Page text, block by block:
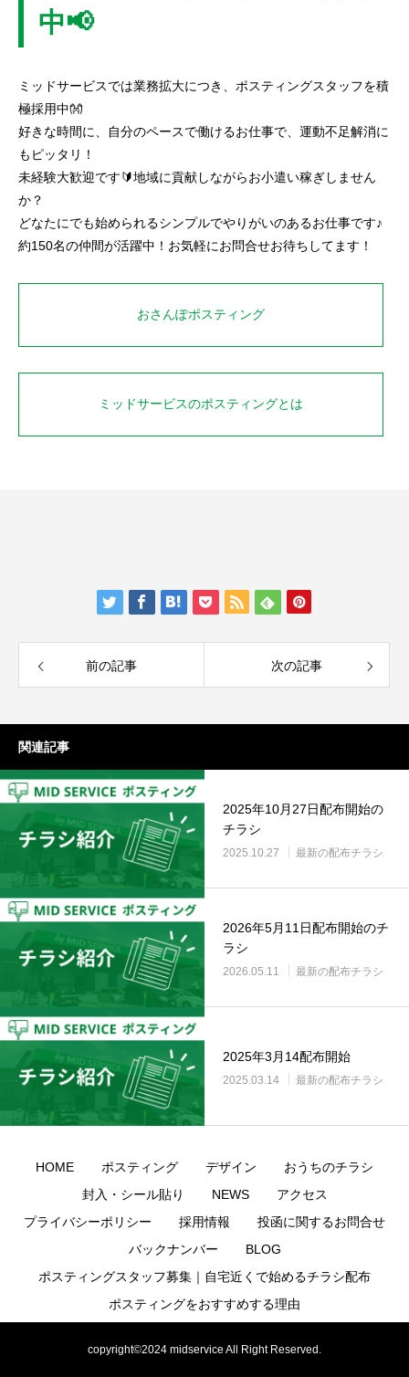
中📢
ミッドサービスでは業務拡大につき、ポスティングスタッフを積
極採用中👐
好きな時間に、自分のペースで働けるお仕事で、運動不足解消に
もピッタリ！
未経験大歓迎です🔰地域に貢献しながらお小遣い稼ぎしません
か？
どなたにでも始められるシンプルでやりがいのあるお仕事です♪
約150名の仲間が活躍中！お気軽にお問合せお待ちしてます！
おさんぽポスティング
ミッドサービスのポスティングとは
前の記事 次の記事
関連記事
2025年10月27日配布開始の
チラシ
2025.10.27 最新の配布チラシ
2026年5月11日配布開始のチ
ラシ
2026.05.11 最新の配布チラシ
2025年3月14配布開始
2025.03.14 最新の配布チラシ
HOME ポスティング デザイン
おうちのチラシ
封入・シール貼り
NEWS
アクセス
プライバシーポリシー
採用情報
投函に関するお問合せ
バックナンバー
BLOG
ポスティングスタッフ募集｜自宅近くで始めるチラシ配布
ポスティングをおすすめする理由
copyright©2024 midservice All Right Reserved.